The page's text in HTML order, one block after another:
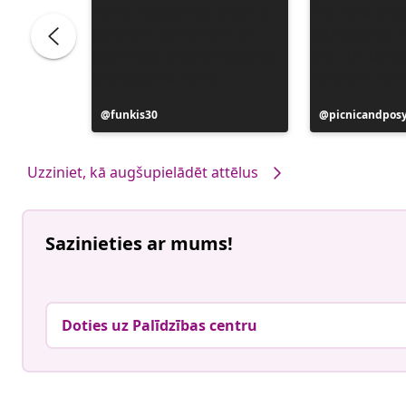
Ierakstu
publicējis
funkis30
Ierakstu
publicējis
Uzziniet, kā augšupielādēt attēlus
Sazinieties ar mums!
Doties uz Palīdzības centru